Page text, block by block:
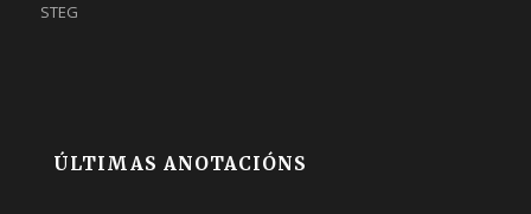
STEG
ÚLTIMAS ANOTACIÓNS